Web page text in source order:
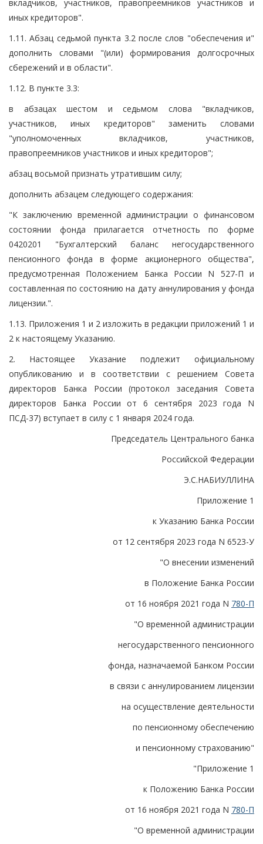
вкладчиков, участников, правопреемников участников и
иных кредиторов".
1.11. Абзац седьмой пункта 3.2 после слов "обеспечения и"
дополнить словами "(или) формирования долгосрочных
сбережений и в области".
1.12. В пункте 3.3:
в абзацах шестом и седьмом слова "вкладчиков,
участников, иных кредиторов" заменить словами
"уполномоченных вкладчиков, участников,
правопреемников участников и иных кредиторов";
абзац восьмой признать утратившим силу;
дополнить абзацем следующего содержания:
"К заключению временной администрации о финансовом
состоянии фонда прилагается отчетность по форме
0420201 "Бухгалтерский баланс негосударственного
пенсионного фонда в форме акционерного общества",
предусмотренная Положением Банка России N 527-П и
составленная по состоянию на дату аннулирования у фонда
лицензии.".
1.13. Приложения 1 и 2 изложить в редакции приложений 1 и
2 к настоящему Указанию.
2. Настоящее Указание подлежит официальному
опубликованию и в соответствии с решением Совета
директоров Банка России (протокол заседания Совета
директоров Банка России от 6 сентября 2023 года N
ПСД-37) вступает в силу с 1 января 2024 года.
Председатель Центрального банка
Российской Федерации
Э.С.НАБИУЛЛИНА
Приложение 1
к Указанию Банка России
от 12 сентября 2023 года N 6523-У
"О внесении изменений
в Положение Банка России
от 16 ноября 2021 года N 780-П
"О временной администрации
негосударственного пенсионного
фонда, назначаемой Банком России
в связи с аннулированием лицензии
на осуществление деятельности
по пенсионному обеспечению
и пенсионному страхованию"
"Приложение 1
к Положению Банка России
от 16 ноября 2021 года N 780-П
"О временной администрации